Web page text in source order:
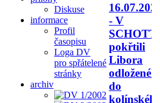
Diskuse
informace
Profil
časopisu
Loga DV
pro spřátelené
stránky
archiv
16.07.2026
- V
SCHOTTU
pokřtili
Libora
odloženého
do
kolínského